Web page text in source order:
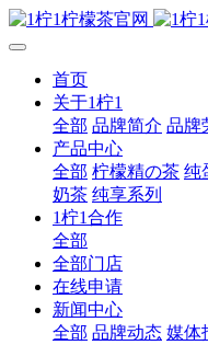
首页
关于1柠1
全部 品牌简介 品牌
产品中心
全部 柠檬精の茶 纯
奶茶 纯享系列
1柠1合作
全部
全部门店
在线申请
新闻中心
全部 品牌动态 媒体